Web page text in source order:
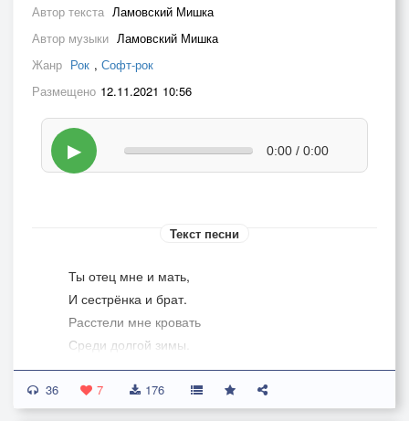
Автор текста Ламовский Мишка
Автор музыки Ламовский Мишка
Жанр Рок , Софт-рок
Размещено 12.11.2021 10:56
▶ 0:00 / 0:00
Текст песни
Ты отец мне и мать,
И сестрёнка и брат.
Расстели мне кровать
Среди долгой зимы.
Своё сердце отдать
Разреши. Буду рад
Навсегда потерять.
36 7 176